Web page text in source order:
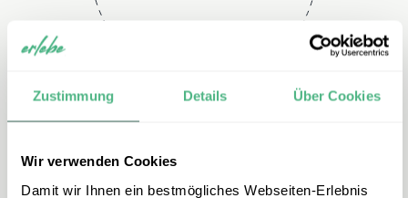
Zustimmung Details Über Cookies
Wir verwenden Cookies
Damit wir Ihnen ein bestmögliches Webseiten-Erlebnis
E-Mail